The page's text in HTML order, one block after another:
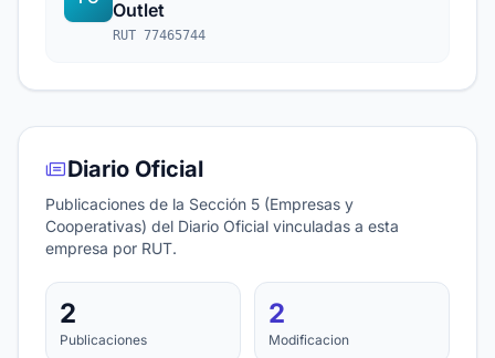
Outlet
RUT 77465744
Diario Oficial
Publicaciones de la Sección 5 (Empresas y
Cooperativas) del Diario Oficial vinculadas a esta
empresa por RUT.
2
Publicaciones
2
Modificacion